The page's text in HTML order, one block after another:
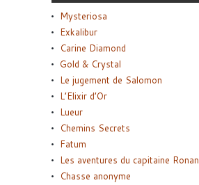
Mysteriosa
Exkalibur
Carine Diamond
Gold & Crystal
Le jugement de Salomon
L’Elixir d’Or
Lueur
Chemins Secrets
Fatum
Les aventures du capitaine Ronan
Chasse anonyme